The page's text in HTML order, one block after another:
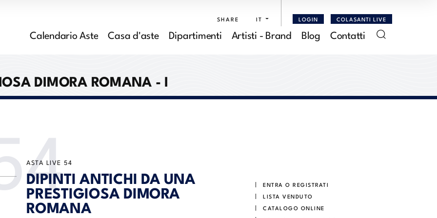
SHARE IT LOGIN COLASANTI LIVE
Calendario Aste Casa d'aste Dipartimenti Artisti - Brand Blog Contatti
DIMORA ROMANA - I
ASTA LIVE 54
DIPINTI ANTICHI DA UNA
PRESTIGIOSA DIMORA
ROMANA
ENTRA O REGISTRATI
LISTA VENDUTO
CATALOGO ONLINE